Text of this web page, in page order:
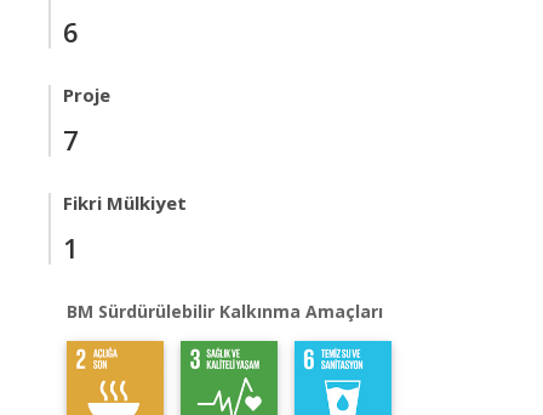
6
Proje
7
Fikri Mülkiyet
1
BM Sürdürülebilir Kalkınma Amaçları